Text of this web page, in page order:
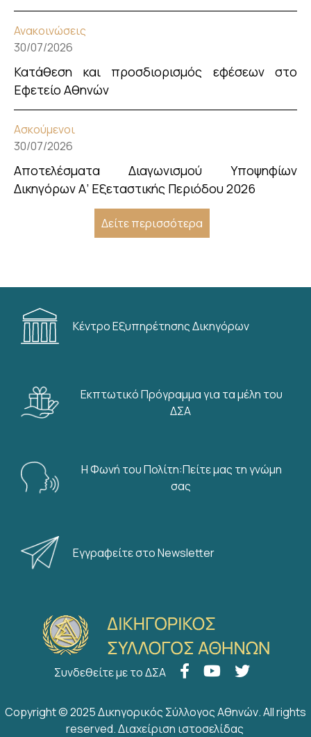
Ανακοινώσεις
30/07/2026
Κατάθεση και προσδιορισμός εφέσεων στο
Εφετείο Αθηνών
Ασκούμενοι
30/07/2026
Αποτελέσματα Διαγωνισμού Υποψηφίων
Δικηγόρων Α’ Εξεταστικής Περιόδου 2026
Δείτε περισσότερα
Κέντρο Εξυπηρέτησης Δικηγόρων
Εκπτωτικό Πρόγραμμα για τα μέλη του
ΔΣΑ
Η Φωνή του Πολίτη:Πείτε μας τη γνώμη
σας
Εγγραφείτε στο Newsletter
Συνδεθείτε με το ΔΣΑ
Copyright © 2025 Δικηγορικός Σύλλογος Αθηνών. All rights
reserved.Διαχείριση ιστοσελίδας